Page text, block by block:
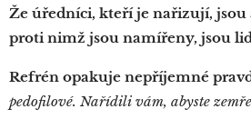
Že úředníci, kteří je nařizují, jsou
proti nimž jsou namířeny, jsou
Refrén opakuje nepříjemné
pedofilové. Nařídili vám, abyste